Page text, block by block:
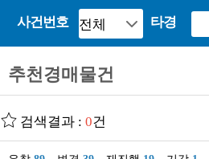
사건번호 타경
추천경매물건
검색결과 : 0건